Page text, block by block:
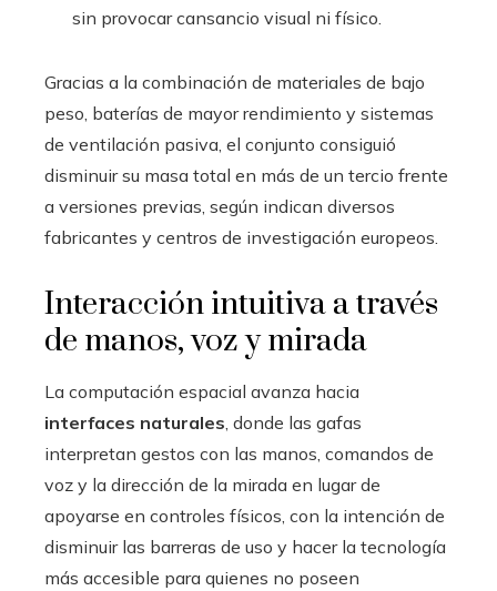
sin provocar cansancio visual ni físico.
Gracias a la combinación de materiales de bajo
peso, baterías de mayor rendimiento y sistemas
de ventilación pasiva, el conjunto consiguió
disminuir su masa total en más de un tercio frente
a versiones previas, según indican diversos
fabricantes y centros de investigación europeos.
Interacción intuitiva a través
de manos, voz y mirada
La computación espacial avanza hacia
interfaces naturales, donde las gafas
interpretan gestos con las manos, comandos de
voz y la dirección de la mirada en lugar de
apoyarse en controles físicos, con la intención de
disminuir las barreras de uso y hacer la tecnología
más accesible para quienes no poseen